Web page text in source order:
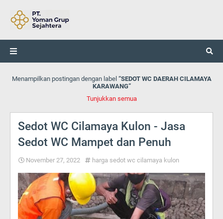
Menampilkan postingan dengan label
SEDOT WC DAERAH CILAMAYA
KARAWANG
Tunjukkan semua
Sedot WC Cilamaya Kulon - Jasa
Sedot WC Mampet dan Penuh
November 27, 2022 harga sedot wc cilamaya kulon